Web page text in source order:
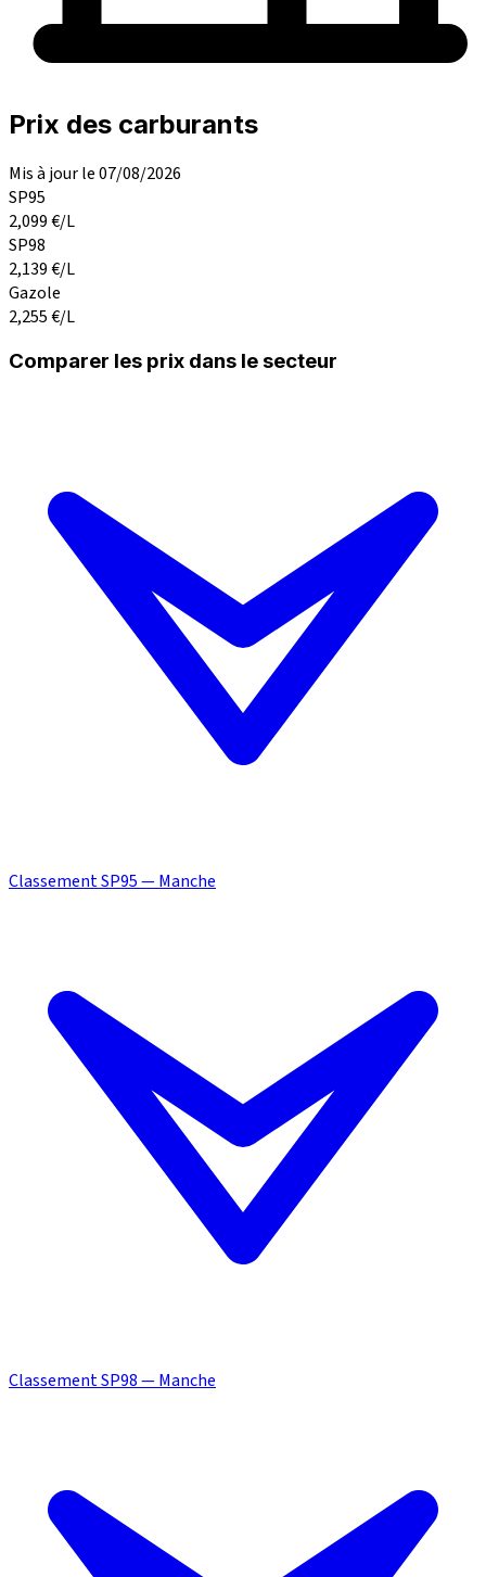
Prix des carburants
Mis à jour le 07/08/2026
SP95
2,099€/L
SP98
2,139€/L
Gazole
2,255€/L
Comparer les prix dans le secteur
Classement SP95 — Manche
Classement SP98 — Manche